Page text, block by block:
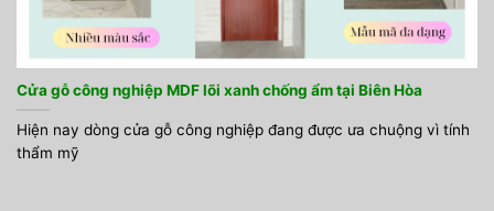
Cửa gỗ công nghiệp MDF lõi xanh chống ẩm tại Biên Hòa
Hiện nay dòng cửa gỗ công nghiệp đang được ưa chuộng vì tính
thẩm mỹ